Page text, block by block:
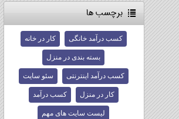
برچسب ها
کسب درآمد خانگی کار در خانه
بسته بندی در منزل
کسب درآمد اینترنتی سئو سایت
کار در منزل کسب درآمد
لیست سایت های مهم